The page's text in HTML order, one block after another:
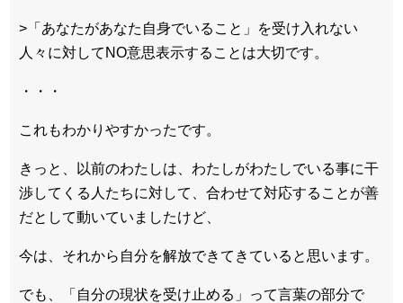
>「あなたがあなた自身でいること」を受け入れない
人々に対してNO意思表示することは大切です。
・・・
これもわかりやすかったです。
きっと、以前のわたしは、わたしがわたしでいる事に干
渉してくる人たちに対して、合わせて対応することが善
だとして動いていましたけど、
今は、それから自分を解放できてきていると思います。
でも、「自分の現状を受け止める」って言葉の部分で